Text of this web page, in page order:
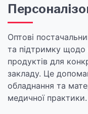
Оптові
та підтримку щодо
продуктів для
закладу. Це
обладнання та
медичної практики.